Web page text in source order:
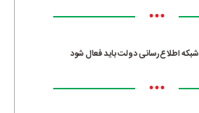
•••
شبکه اطلاع‌رسانی دولت باید فعال شود
•••